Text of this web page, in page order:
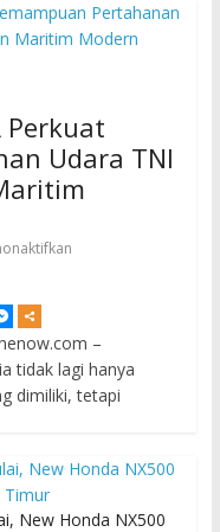
Perkuat
Udara TNI
–
tidak lagi hanya
dimiliki, tetapi
New Honda NX500